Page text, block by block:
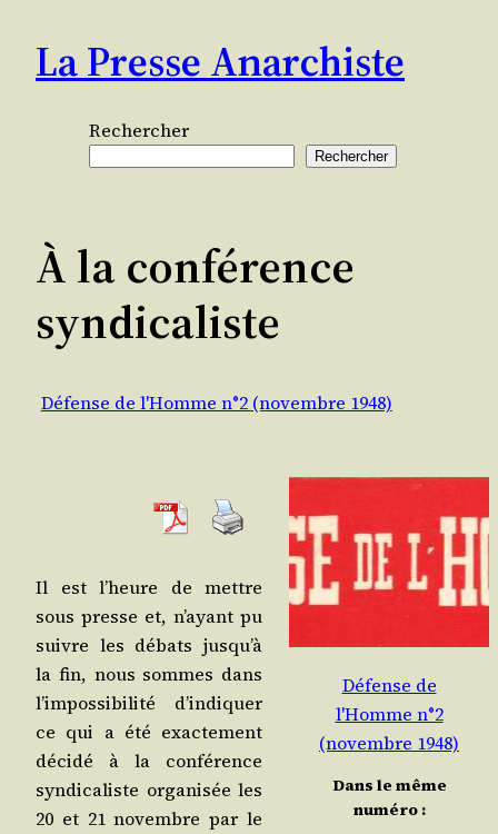
contenu
La Presse Anarchiste
Rechercher
Rechercher
À la conférence
syndicaliste
Défense de l'Homme n°2 (novembre 1948)
Il est l’heure de mettre
sous presse et, n’ayant pu
suivre les débats jus­qu’à
la fin, nous sommes dans
l’im­pos­si­bi­li­té d’in­di­quer
ce qui a été exac­te­ment
déci­dé à la confé­rence
syn­di­ca­liste orga­ni­sée les
20 et 21 novembre par le
Défense de
l'Homme n°2
(novembre 1948)
Dans le même
numéro :